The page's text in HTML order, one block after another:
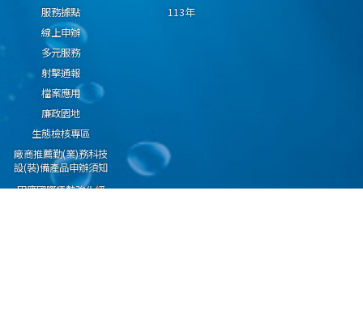
服務據點
線上申辦
多元服務
射擊通報
檔案應用
廉政園地
生態檢核專區
廠商推薦勤(業)務科技
設(裝)備產品申辦須知
因應國際情勢強化經
113年